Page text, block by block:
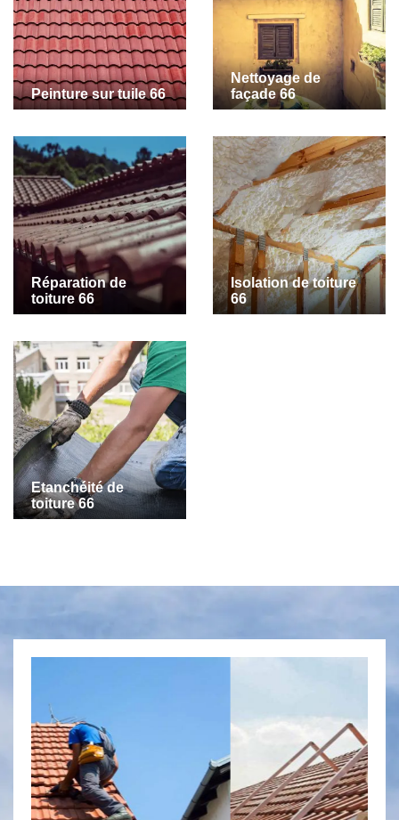
Peinture sur tuile 66
Nettoyage de
façade 66
Réparation de
toiture 66
Isolation de toiture
66
Etanchéité de
toiture 66